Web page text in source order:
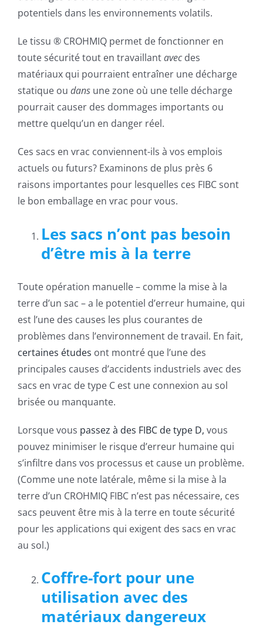
potentiels dans les environnements volatils.
Le tissu ® CROHMIQ permet de fonctionner en
toute sécurité tout en travaillantavecdes
matériaux qui pourraient entraîner une décharge
statique ou dans une zone où une telle décharge
pourrait causer des dommages importants ou
mettre quelqu’un en danger réel.
Ces sacs en vrac conviennent-ils à vos emplois
actuels ou futurs? Examinons de plus près 6
raisons importantes pour lesquelles ces FIBC sont
le bon emballage en vrac pour vous.
Les sacs n’ont pas besoin
d’être mis à la terre
Toute opération manuelle – comme la mise à la
terre d’un sac – a le potentiel d’erreur humaine, qui
est l’une des causes les plus courantes de
problèmes dans l’environnement de travail. En fait,
certaines études ont montré que l’une des
principales causes d’accidents industriels avec des
sacs en vrac de type C est une connexion au sol
brisée ou manquante.
Lorsque vous passez à des FIBC de type D, vous
pouvez minimiser le risque d’erreur humaine qui
s’infiltre dans vos processus et cause un problème.
(Comme une note latérale, même si la mise à la
terre d’un CROHMIQ FIBC n’est pas nécessaire, ces
sacs peuvent être mis à la terre en toute sécurité
pour les applications qui exigent des sacs en vrac
au sol.)
Coffre-fort pour une
utilisation avec des
matériaux dangereux